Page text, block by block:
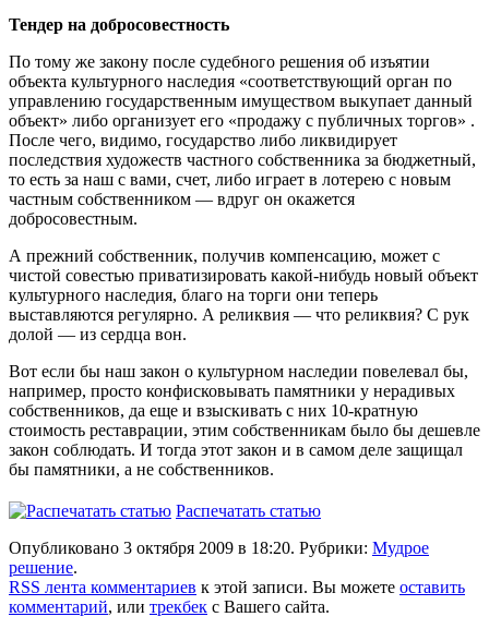
Тендер на добросовестность
По тому же закону после судебного решения об изъятии
объекта культурного наследия «соответствующий орган по
управлению государственным имуществом выкупает данный
объект» либо организует его «продажу с публичных торгов» .
После чего, видимо, государство либо ликвидирует
последствия художеств частного собственника за бюджетный,
то есть за наш с вами, счет, либо играет в лотерею с новым
частным собственником — вдруг он окажется
добросовестным.
А прежний собственник, получив компенсацию, может с
чистой совестью приватизировать какой-нибудь новый объект
культурного наследия, благо на торги они теперь
выставляются регулярно. А реликвия — что реликвия? С рук
долой — из сердца вон.
Вот если бы наш закон о культурном наследии повелевал бы,
например, просто конфисковывать памятники у нерадивых
собственников, да еще и взыскивать с них 10-кратную
стоимость реставрации, этим собственникам было бы дешевле
закон соблюдать. И тогда этот закон и в самом деле защищал
бы памятники, а не собственников.
Распечатать статью
Опубликовано 3 октября 2009 в 18:20. Рубрики: Мудрое
решение.
RSS лента комментариев к этой записи. Вы можете оставить
комментарий, или трекбек с Вашего сайта.